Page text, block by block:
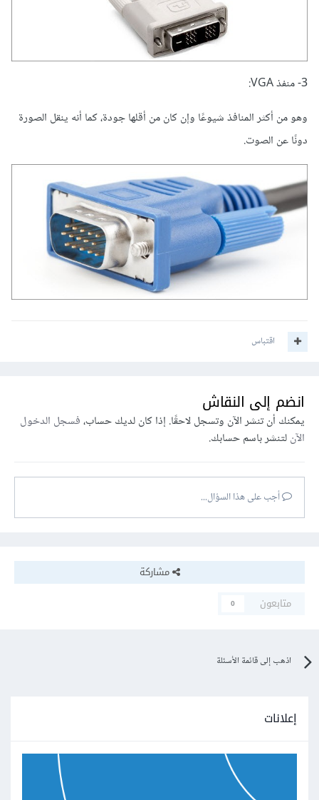
3- منفذ VGA:
وهو من أكثر المنافذ شيوعًا وإن كان من أقلها جودة، كما أنه ينقل الصورة
دونًا عن الصوت.
اقتباس
انضم إلى النقاش
يمكنك أن تنشر الآن وتسجل لاحقًا. إذا كان لديك حساب،فسجل الدخول
الآنلتنشر باسم حسابك.
أجب على هذا السؤال...
مشاركة
متابعون
0
اذهب إلى قائمة الأسئلة
إعلانات